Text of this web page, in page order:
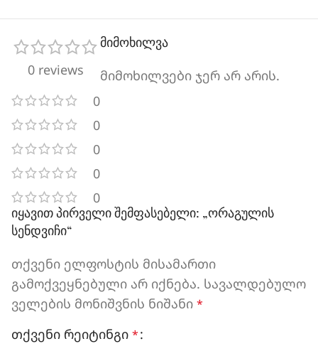
0 reviews
0
0
0
0
0
მიმოხილვა
მიმოხილვები ჯერ არ არის.
იყავით პირველი შემფასებელი: „ორაგულის
სენდვიჩი“
თქვენი ელფოსტის მისამართი
გამოქვეყნებული არ იქნება. სავალდებულო
ველების მონიშვნის ნიშანი *
თქვენი რეიტინგი *